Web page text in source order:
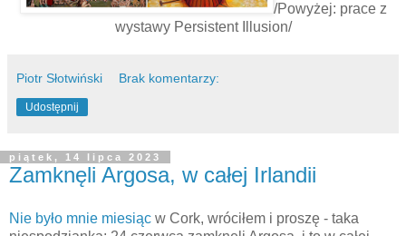
/Powyżej: prace z
wystawy Persistent Illusion/
Piotr Słotwiński Brak komentarzy:
Udostępnij
piątek, 14 lipca 2023
Zamknęli Argosa, w całej Irlandii
Nie było mnie miesiąc w Cork, wróciłem i proszę - taka